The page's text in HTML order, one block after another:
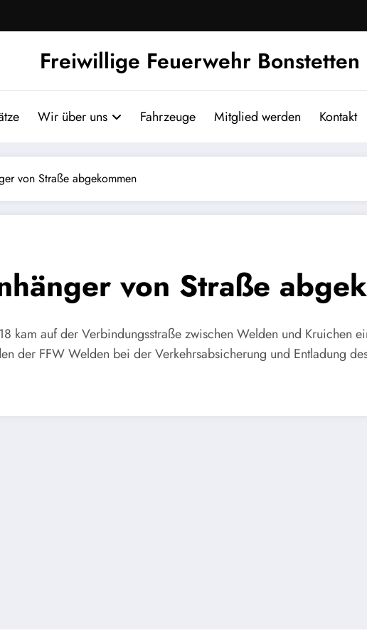
Freiwillige Feuerwehr Bonstetten
Wir über uns Fahrzeuge Mitglied werden Kontakt
von Straße abgekommen
von Straße
kam auf der Verbindungsstraße zwischen Welden und Kruichen
der FFW Welden bei der Verkehrsabsicherung und Entladung